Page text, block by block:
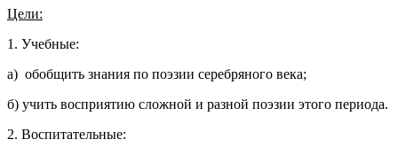
Цели:
1. Учебные:
а) обобщить знания по поэзии серебряного века;
б) учить восприятию сложной и разной поэзии этого периода.
2. Воспитательные: